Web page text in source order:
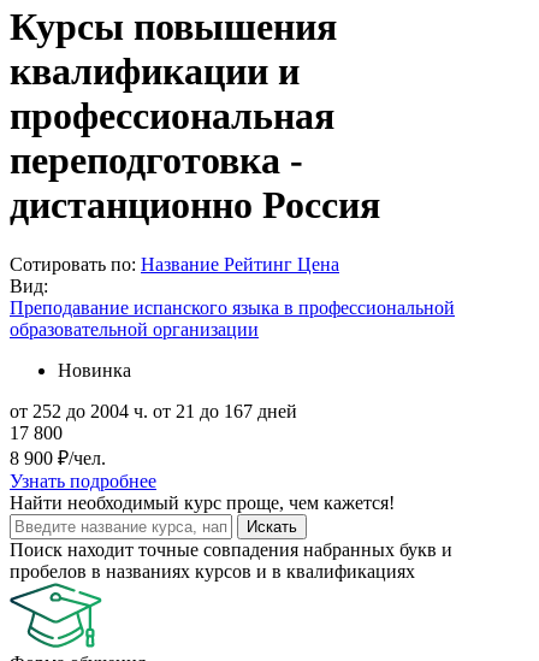
Курсы повышения
квалификации и
профессиональная
переподготовка -
дистанционно Россия
Сотировать по: Название Рейтинг Цена
Вид:
Преподавание испанского языка в профессиональной
образовательной организации
Новинка
от 252 до 2004 ч. от 21 до 167 дней
17 800
8 900 ₽/чел.
Узнать подробнее
Найти необходимый курс проще, чем кажется!
Искать
Поиск находит точные совпадения набранных букв и
пробелов в названиях курсов и в квалификациях